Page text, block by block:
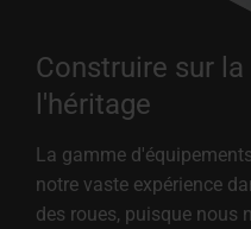
Construire sur
l'héritage
La gamme
notre vaste expérience
des roues, puisque nous